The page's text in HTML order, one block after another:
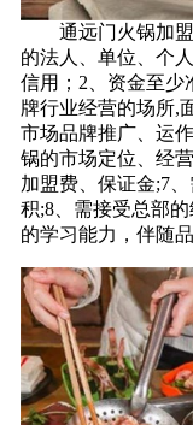
通远门火锅加
的法人、单位、个
信用；2、资金至少
牌行业经营的场所,
市场品牌推广、运
锅的市场定位、经
加盟费、保证金;7
积;8、需接受总部
的学习能力，伴随